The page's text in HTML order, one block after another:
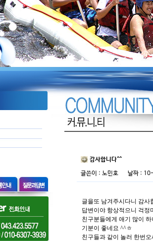
감사합니다^^
글쓴이 : 노민호 날짜 :
글을또 남겨주시다니 감사
답변이야 항상적으니 걱정
친구분들에게 애기 많이 하
기분이 좋네요 ^^ㅎ
친구들과 같이 놀러 한번